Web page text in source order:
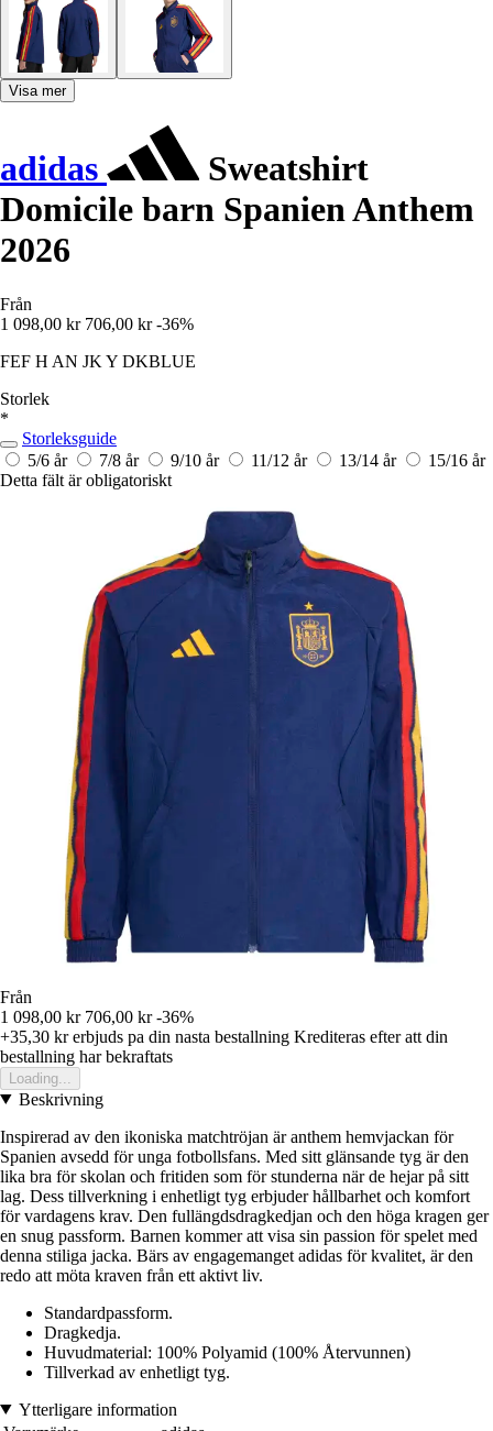
Visa mer
adidas
Sweatshirt
Domicile barn Spanien Anthem
2026
Från
1 098,00 kr 706,00 kr -36%
FEF H AN JK Y DKBLUE
Storlek
*
Storleksguide
5/6 år
7/8 år 9/10 år 11/12 år 13/14 år
15/16 år
Detta fält är obligatoriskt
Från
1 098,00 kr 706,00 kr -36%
+35,30 krerbjuds pa din nasta bestallning Krediteras efter att din
bestallning har bekraftats
Loading...
Beskrivning
Inspirerad av den ikoniska matchtröjan är anthem hemvjackan för
Spanien avsedd för unga fotbollsfans. Med sitt glänsande tyg är den
lika bra för skolan och fritiden som för stunderna när de hejar på sitt
lag. Dess tillverkning i enhetligt tyg erbjuder hållbarhet och komfort
för vardagens krav. Den fullängdsdragkedjan och den höga kragen ger
en snug passform. Barnen kommer att visa sin passion för spelet med
denna stiliga jacka. Bärs av engagemanget adidas för kvalitet, är den
redo att möta kraven från ett aktivt liv.
Standardpassform.
Dragkedja.
Huvudmaterial: 100% Polyamid (100% Återvunnen)
Tillverkad av enhetligt tyg.
Ytterligare information